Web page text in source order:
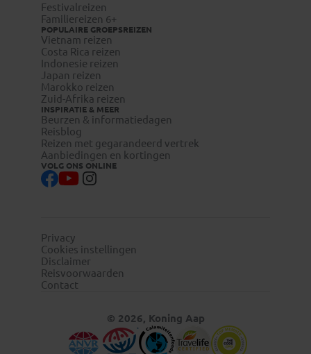
Festivalreizen
Familiereizen 6+
POPULAIRE GROEPSREIZEN
Vietnam reizen
Costa Rica reizen
Indonesie reizen
Japan reizen
Marokko reizen
Zuid-Afrika reizen
INSPIRATIE & MEER
Beurzen & informatiedagen
Reisblog
Reizen met gegarandeerd vertrek
Aanbiedingen en kortingen
VOLG ONS ONLINE
Privacy
Cookies instellingen
Disclaimer
Reisvoorwaarden
Contact
© 2026, Koning Aap